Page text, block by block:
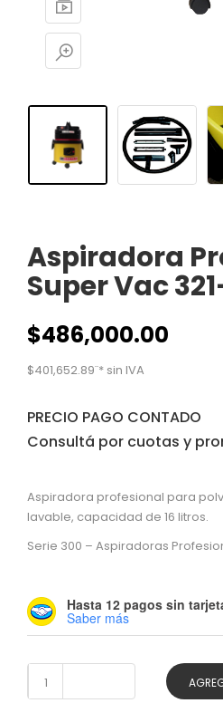
Aspiradora
Super Vac
$486,000.00
$401,652.89¨* sin IVA
PRECIO PAGO CONTADO
Consultá por cuotas y
Aspiradora profesional para
lavable, capacidad de 16 litros.
Serie 300 – Aspiradoras
Hasta 12 pagos sin
Saber más
Aspiradora